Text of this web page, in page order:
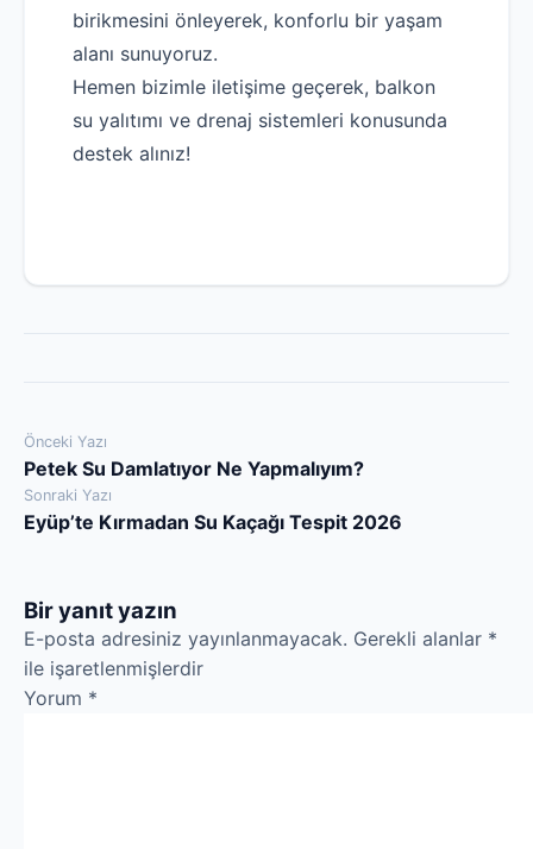
birikmesini önleyerek, konforlu bir yaşam
alanı sunuyoruz.
Hemen bizimle iletişime geçerek, balkon
su yalıtımı ve drenaj sistemleri konusunda
destek alınız!
Yazı
gezinmesi
Önceki Yazı
Petek Su Damlatıyor Ne Yapmalıyım?
Sonraki Yazı
Eyüp’te Kırmadan Su Kaçağı Tespit 2026
Bir yanıt yazın
E-posta adresiniz yayınlanmayacak. Gerekli alanlar *
ile işaretlenmişlerdir
Yorum *